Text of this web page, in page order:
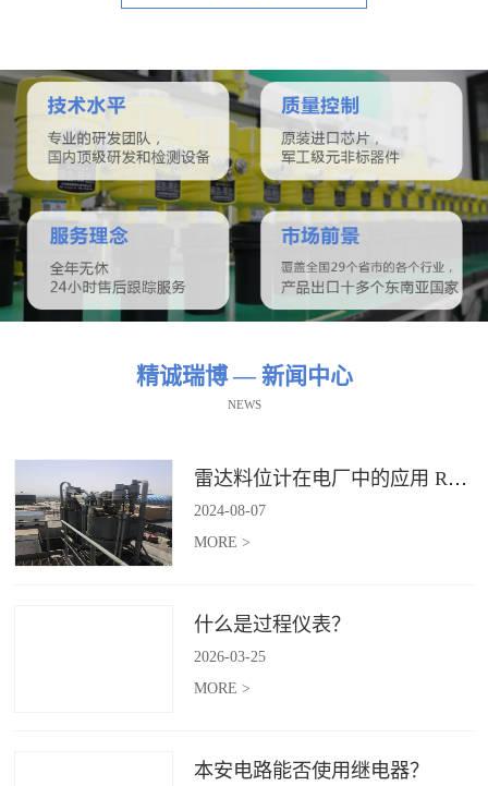
精诚瑞博 — 新闻中心
NEWS
雷达料位计在电厂中的应用 RBRDZB-71-6-C
2024-08-07
MORE >
什么是过程仪表？
2026-03-25
MORE >
本安电路能否使用继电器？